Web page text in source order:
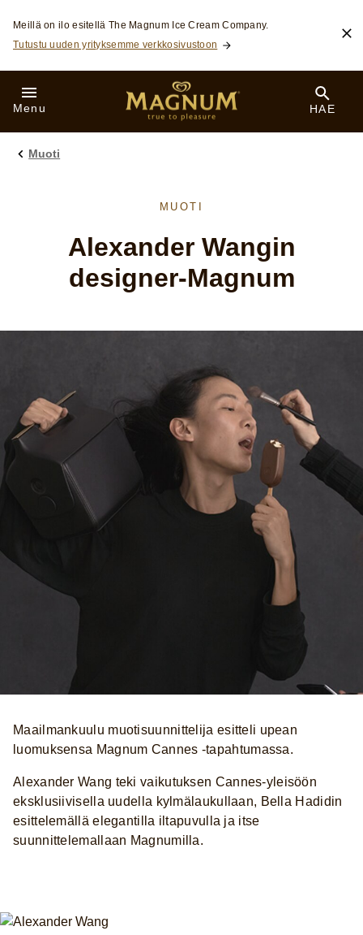
Skip to:
Meillä on ilo esitellä The Magnum Ice Cream Company.
Tutustu uuden yrityksemme verkkosivustoon
Menu HAE
Muoti
MUOTI
Alexander Wangin
designer-Magnum
Maailmankuulu muotisuunnittelija esitteli upean
luomuksensa Magnum Cannes -tapahtumassa.
Alexander Wang teki vaikutuksen Cannes-yleisöön
eksklusiivisella uudella kylmälaukullaan, Bella Hadidin
esittelemällä elegantilla iltapuvulla ja itse
suunnittelemallaan Magnumilla.